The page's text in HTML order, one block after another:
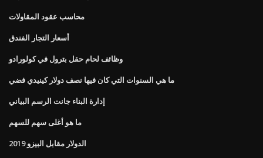
محاسب عقود المقاولات
أسعار التجار الفندق
وظائف لحام حقل بترول في كولورادو
ما هي السنوات التي كان فيها نصف دولار كينيدي فضي
إدارة البناء جانت الرسم البياني
ما هو أغلى سهم للسهم
الدولار مقابل البيزو 2019